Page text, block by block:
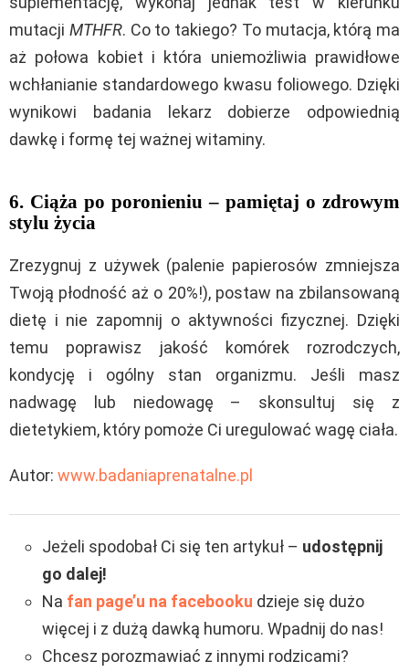
mutacji MTHFR. Co to takiego? To mutacja, którą ma
aż połowa kobiet i która uniemożliwia prawidłowe
wchłanianie standardowego kwasu foliowego. Dzięki
wynikowi badania lekarz dobierze odpowiednią
dawkę i formę tej ważnej witaminy.
6. Ciąża po poronieniu – pamiętaj o zdrowym
stylu życia
Zrezygnuj z używek (palenie papierosów zmniejsza
Twoją płodność aż o 20%!), postaw na zbilansowaną
dietę i nie zapomnij o aktywności fizycznej. Dzięki
temu poprawisz jakość komórek rozrodczych,
kondycję i ogólny stan organizmu. Jeśli masz
nadwagę lub niedowagę – skonsultuj się z
dietetykiem, który pomoże Ci uregulować wagę ciała.
Autor: www.badaniaprenatalne.pl
Jeżeli spodobał Ci się ten artykuł – udostępnij
go dalej!
Na fan page’u na facebooku dzieje się dużo
więcej i z dużą dawką humoru. Wpadnij do nas!
Chcesz porozmawiać z innymi rodzicami?